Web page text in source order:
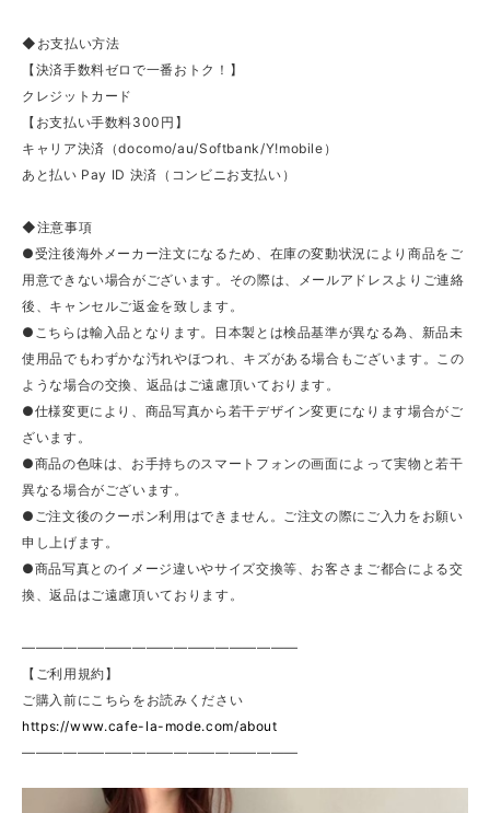
◆お支払い方法
【決済手数料ゼロで一番おトク！】
クレジットカード
【お支払い手数料300円】
キャリア決済（docomo/au/Softbank/Y!mobile）
あと払い Pay ID 決済（コンビニお支払い）
◆注意事項
●受注後海外メーカー注文になるため、在庫の変動状況により商品をご
用意できない場合がございます。その際は、メールアドレスよりご連絡
後、キャンセルご返金を致します。
●こちらは輸入品となります。日本製とは検品基準が異なる為、新品未
使用品でもわずかな汚れやほつれ、キズがある場合もございます。この
ような場合の交換、返品はご遠慮頂いております。
●仕様変更により、商品写真から若干デザイン変更になります場合がご
ざいます。
●商品の色味は、お手持ちのスマートフォンの画面によって実物と若干
異なる場合がございます。
●ご注文後のクーポン利用はできません。ご注文の際にご入力をお願い
申し上げます。
●商品写真とのイメージ違いやサイズ交換等、お客さまご都合による交
換、返品はご遠慮頂いております。
————————————————————
【ご利用規約】
ご購入前にこちらをお読みください
https://www.cafe-la-mode.com/about
————————————————————